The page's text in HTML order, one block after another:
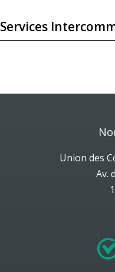
Services
Union des
Av.